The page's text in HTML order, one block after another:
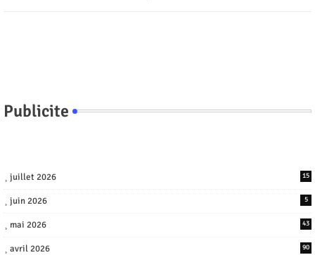
Publicite
juillet 2026 15
juin 2026 5
mai 2026 43
avril 2026 90